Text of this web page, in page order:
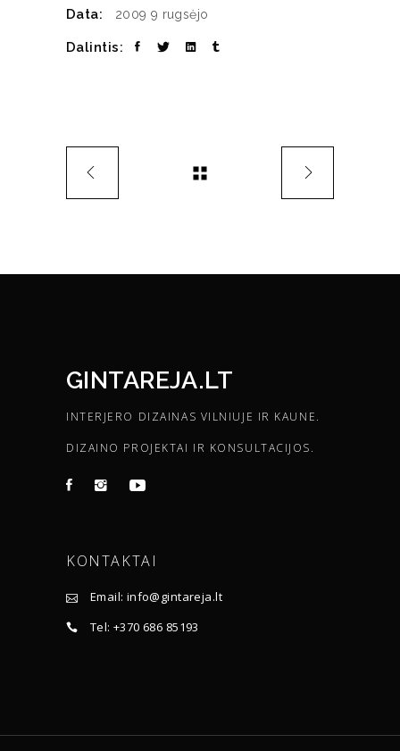
Data: 2009 9 rugsėjo
Dalintis:
GINTAREJA.LT
INTERJERO DIZAINAS VILNIUJE IR KAUNE.
DIZAINO PROJEKTAI IR KONSULTACIJOS.
KONTAKTAI
Email: info@gintareja.lt
Tel: +370 686 85193